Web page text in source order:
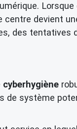
Lorsque
devient
des tentatives
cyberhygiène
de système